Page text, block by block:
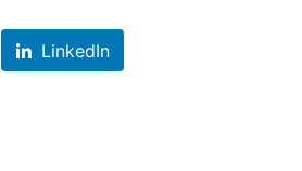
LinkedIn